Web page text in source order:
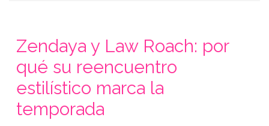
Zendaya y Law Roach: por
qué su reencuentro
estilístico marca la
temporada